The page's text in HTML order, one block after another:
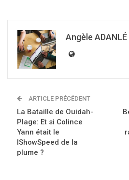
Angèle ADANLÉ
ARTICLE PRÉCÉDENT
La Bataille de Ouidah-
Plage: Et si Colince
Yann était le
IShowSpeed de la
plume ?